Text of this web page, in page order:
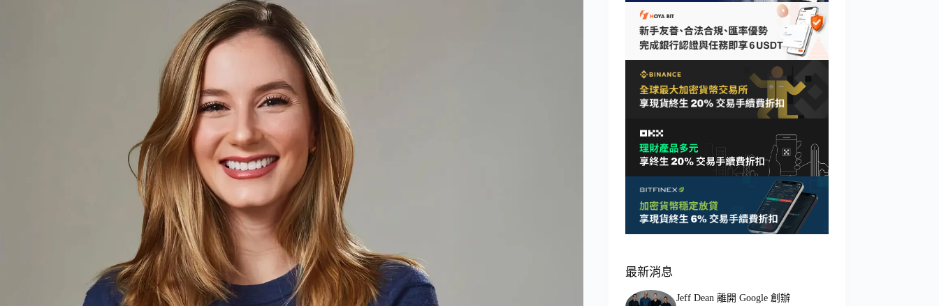
最新消息
Jeff Dean 離開 Google 創辦